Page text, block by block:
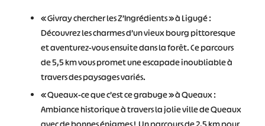
« Givray chercher les Z’Ingrédients » à Ligugé :
Découvrez les charmes d’un vieux bourg pittoresque
et aventurez-vous ensuite dans la forêt. Ce parcours
de 5,5 km vous promet une escapade inoubliable à
travers des paysages variés.
« Queaux-ce que c’est ce grabuge » à Queaux :
Ambiance historique à travers la jolie ville de Queaux